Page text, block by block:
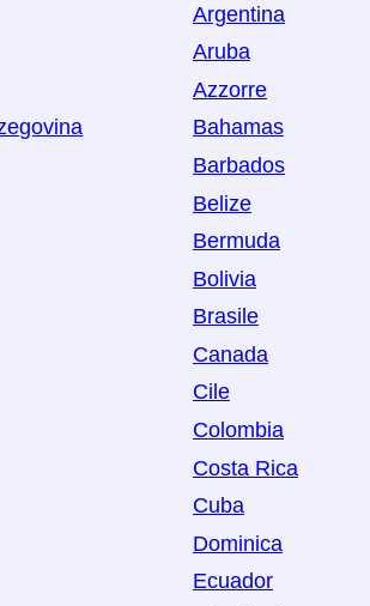
Argentina
Aruba
Azzorre
Bahamas
Barbados
Belize
Bermuda
Bolivia
Brasile
Canada
Cile
Colombia
Costa Rica
Cuba
Dominica
Ecuador